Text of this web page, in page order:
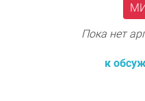
Пока нет
к